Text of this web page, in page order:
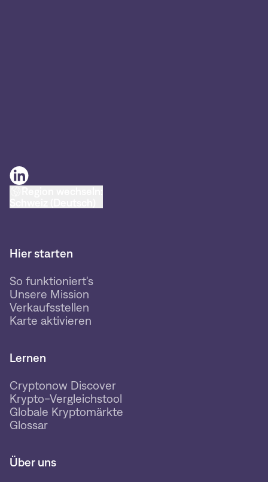
Hier starten
So funktioniert's
Unsere Mission
Verkaufsstellen
Karte aktivieren
Lernen
Cryptonow Discover
Krypto-Vergleichstool
Globale Kryptomärkte
Glossar
Über uns